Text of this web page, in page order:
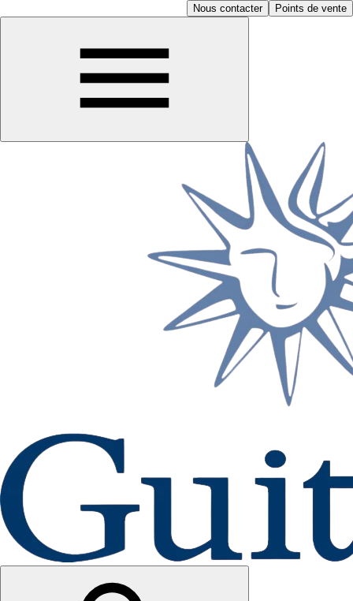
Nous contacter Points de vente